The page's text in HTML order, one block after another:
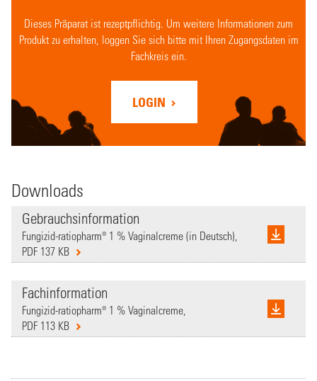
Dieses Präparat ist rezeptpflichtig. Um weitere Informationen zum
Produkt zu erhalten, loggen Sie sich bitte mit Ihren Zugangsdaten im
Fachkreis ein.
LOGIN
Downloads
Gebrauchsinformation
Fungizid-ratiopharm® 1 % Vaginalcreme (in Deutsch),
PDF 137 KB
Fachinformation
Fungizid-ratiopharm® 1 % Vaginalcreme,
PDF 113 KB